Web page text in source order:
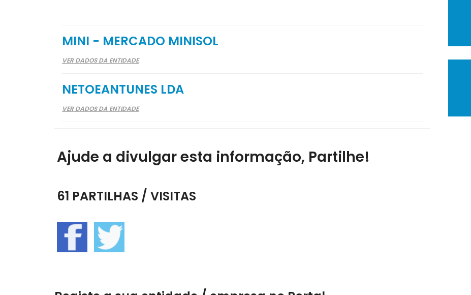
MINI - MERCADO MINISOL
VER DADOS DA ENTIDADE
NETOEANTUNES LDA
VER DADOS DA ENTIDADE
Ajude a divulgar esta informação, Partilhe!
61 PARTILHAS / VISITAS